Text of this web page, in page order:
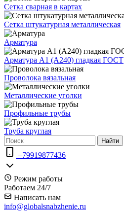
Сетка сварная в картах
Сетка штукатурная металлическая
Арматура
Арматура А1 (А240) гладкая ГОСТ
Проволока вязальная
Металлические уголки
Профильные трубы
Труба круглая
Найти
+79919877436
Режим работы
Работаем 24/7
Написать нам
info@globalsnabzhenie.ru